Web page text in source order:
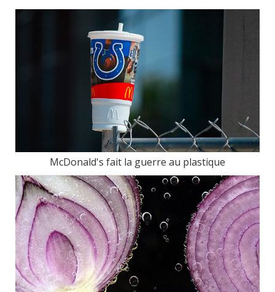
McDonald's fait la guerre au plastique